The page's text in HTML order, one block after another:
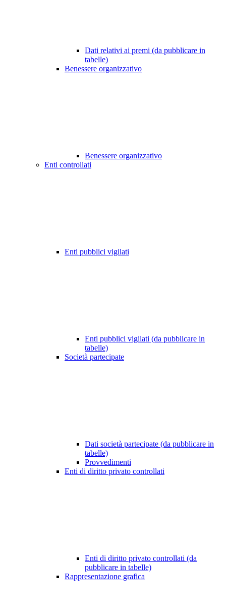
Dati relativi ai premi (da pubblicare in
tabelle)
Benessere organizzativo
Benessere organizzativo
Enti controllati
Enti pubblici vigilati
Enti pubblici vigilati (da pubblicare in
tabelle)
Società partecipate
Dati società partecipate (da pubblicare in
tabelle)
Provvedimenti
Enti di diritto privato controllati
Enti di diritto privato controllati (da
pubblicare in tabelle)
Rappresentazione grafica